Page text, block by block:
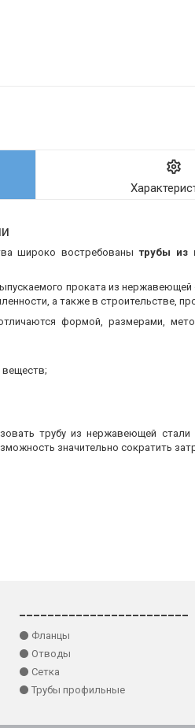
широко востребованытрубы из
проката из
а также в строительстве,
формой, размерами,
веществ;
трубу из нержавеющей
значительно сократить
⚫ Фланцы
⚫ Отводы
⚫ Сетка
⚫ Трубы профильные